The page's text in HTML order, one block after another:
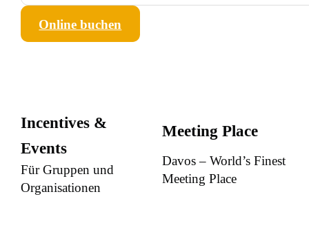
Online buchen
Incentives &
Events
Für Gruppen und
Organisationen
Meeting Place
Davos – World’s Finest
Meeting Place